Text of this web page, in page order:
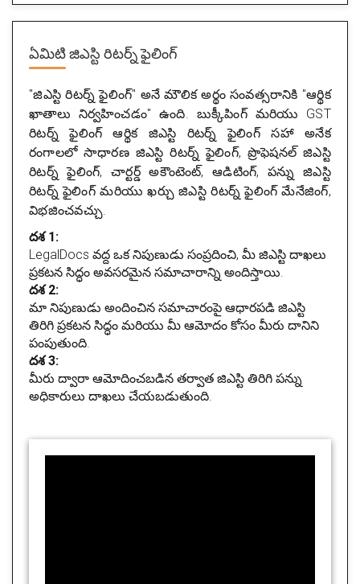
ఏమిటిజిఎస్టి రిటర్న్ ఫైలింగ్
"జిఎస్టి రిటర్న్ ఫైలింగ్" అనే మౌలిక అర్థం సంవత్సరానికి "ఆర్థిక
ఖాతాలు నిర్వహించడం" ఉంది. బుక్కీపింగ్ మరియు GST
రిటర్న్ ఫైలింగ్ ఆర్థిక జిఎస్టి రిటర్న్ ఫైలింగ్ సహా అనేక
రంగాలలో సాధారణ జిఎస్టి రిటర్న్ ఫైలింగ్, ప్రొఫెషనల్ జిఎస్టి
రిటర్న్ ఫైలింగ్, చార్టర్డ్ అకౌంటెంట్, ఆడిటింగ్, పన్ను జిఎస్టి
రిటర్న్ ఫైలింగ్ మరియు ఖర్చు జిఎస్టి రిటర్న్ ఫైలింగ్ మేనేజింగ్,
విభజించవచ్చు.
దశ 1:
LegalDocs వద్ద ఒక నిపుణుడు సంప్రదించి, మీ జిఎస్టి దాఖలు
ప్రకటన సిద్ధం అవసరమైన సమాచారాన్ని అందిస్తాయి.
దశ 2:
మా నిపుణుడు అందించిన సమాచారంపై ఆధారపడి జిఎస్టి
తిరిగి ప్రకటన సిద్ధం మరియు మీ ఆమోదం కోసం మీరు దానిని
పంపుతుంది.
దశ 3:
మీరు ద్వారా ఆమోదించబడిన తర్వాత జిఎస్టి తిరిగి పన్ను
అధికారులు దాఖలు చేయబడుతుంది.